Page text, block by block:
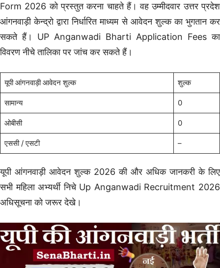
Form 2026 को प्रस्तुत करना चाहते हैं। वह उम्मीदवार उत्तर प्रदेश
आंगनवाड़ी केन्द्रो द्वारा निर्धारित माध्यम से आवेदन शुल्क का भुगतान कर
सकते हैं। UP Anganwadi Bharti Application Fees का
विवरण नीचे तालिका पर जांच कर सकते हैं।
यूपी आंगनवाड़ी आवेदन शुल्क शुल्क
सामान्य 0
ओबीसी 0
एससी / एसटी –
यूपी आंगनवाड़ी आवेदन शुल्क 2026 की और अधिक जानकरी के लिए
सभी महिला अभ्यर्थी निचे Up Anganwadi Recruitment 2026
अधिसूचना को जरूर देखे।